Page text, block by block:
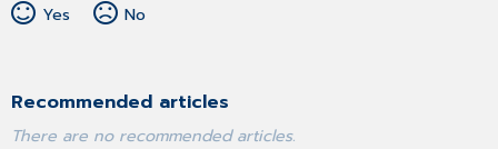
Yes
No
Recommended articles
There are no recommended articles.